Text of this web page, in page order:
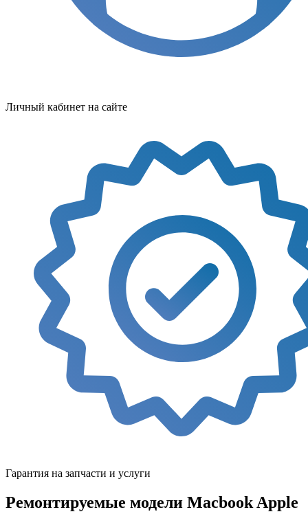
Личный кабинет на сайте
Гарантия на запчасти и услуги
Ремонтируемые модели Macbook Apple